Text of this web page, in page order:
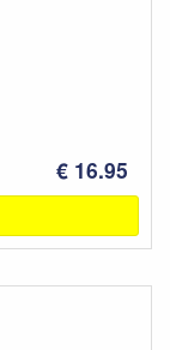
€ 16.95